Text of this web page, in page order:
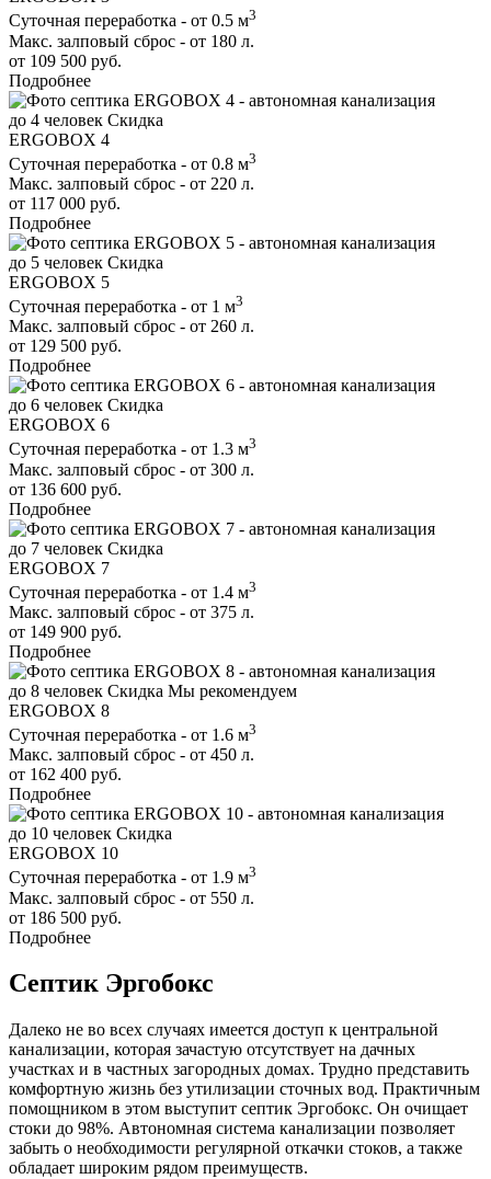
Суточная переработка - от 0.5 м3
Макс. залповый сброс - от 180 л.
от 109 500 руб.
Подробнее
до 4 человек Скидка
ERGOBOX 4
Суточная переработка - от 0.8 м3
Макс. залповый сброс - от 220 л.
от 117 000 руб.
Подробнее
до 5 человек Скидка
ERGOBOX 5
Суточная переработка - от 1 м3
Макс. залповый сброс - от 260 л.
от 129 500 руб.
Подробнее
до 6 человек Скидка
ERGOBOX 6
Суточная переработка - от 1.3 м3
Макс. залповый сброс - от 300 л.
от 136 600 руб.
Подробнее
до 7 человек Скидка
ERGOBOX 7
Суточная переработка - от 1.4 м3
Макс. залповый сброс - от 375 л.
от 149 900 руб.
Подробнее
до 8 человек Скидка Мы рекомендуем
ERGOBOX 8
Суточная переработка - от 1.6 м3
Макс. залповый сброс - от 450 л.
от 162 400 руб.
Подробнее
до 10 человек Скидка
ERGOBOX 10
Суточная переработка - от 1.9 м3
Макс. залповый сброс - от 550 л.
от 186 500 руб.
Подробнее
Септик Эргобокс
Далеко не во всех случаях имеется доступ к центральной
канализации, которая зачастую отсутствует на дачных
участках и в частных загородных домах. Трудно представить
комфортную жизнь без утилизации сточных вод. Практичным
помощником в этом выступит септик Эргобокс. Он очищает
стоки до 98%. Автономная система канализации позволяет
забыть о необходимости регулярной откачки стоков, а также
обладает широким рядом преимуществ.